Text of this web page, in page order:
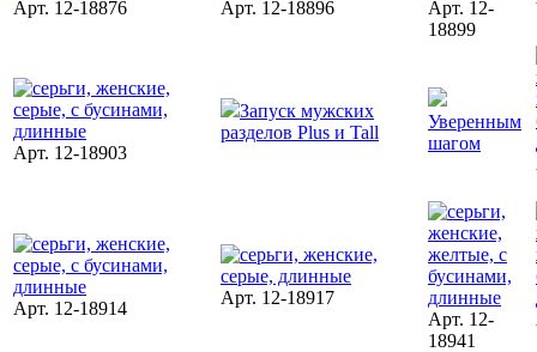
Арт. 12-18876 Арт. 12-18896
Арт. 12-
18899
Арт. 12-18903
Запуск мужских
разделов Plus и Tall
Уверенным
шагом
Арт. 12-18914
Арт. 12-18917
Арт. 12-
18941